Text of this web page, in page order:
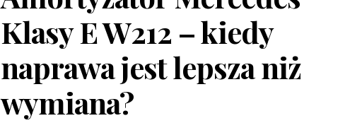
Klasy E W212 – kiedy
naprawa jest lepsza niż
wymiana?